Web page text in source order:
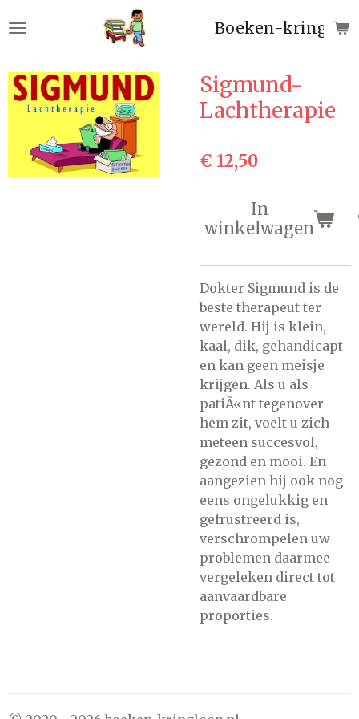
direct
de
hoofdinhoud
Boeken-
Sigmund-
Lachtherapie
€ 12,50
In
winkelwagen
Dokter Sigmund is de
beste therapeut ter
wereld. Hij is klein,
kaal, dik, gehandicapt
en kan geen meisje
krijgen. Als u als
patiÃ«nt tegenover
hem zit, voelt u zich
meteen succesvol,
gezond en mooi. En
aangezien hij ook nog
eens ongelukkig en
gefrustreerd is,
verschrompelen uw
problemen daarmee
vergeleken direct tot
aanvaardbare
proporties.